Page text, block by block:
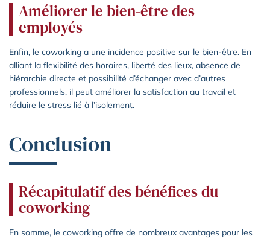
Améliorer le bien-être des
employés
Enfin, le coworking a une incidence positive sur le bien-être. En
alliant la flexibilité des horaires, liberté des lieux, absence de
hiérarchie directe et possibilité d’échanger avec d’autres
professionnels, il peut améliorer la satisfaction au travail et
réduire le stress lié à l’isolement.
Conclusion
Récapitulatif des bénéfices du
coworking
En somme, le coworking offre de nombreux avantages pour les